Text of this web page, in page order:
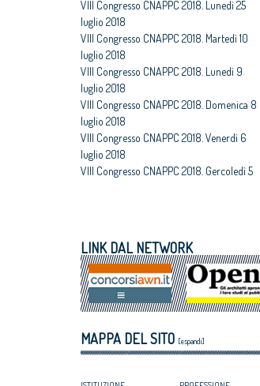
VIII Congresso CNAPPC 2018. Lunedì 25
luglio 2018
VIII Congresso CNAPPC 2018. Martedì 10
luglio 2018
VIII Congresso CNAPPC 2018. Lunedì 9
luglio 2018
VIII Congresso CNAPPC 2018. Domenica 8
luglio 2018
VIII Congresso CNAPPC 2018. Venerdì 6
luglio 2018
VIII Congresso CNAPPC 2018. Gercoledì 5
luglio 2018
VIII Congresso CNAPPC 2018. Domenica 1
luglio 2018
LINK DAL NETWORK
MAPPA DEL SITO [espandi]